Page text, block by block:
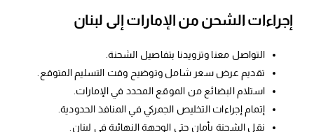
إجراءات الشحن من الإمارات إلى لبنان
التواصل معنا وتزويدنا بتفاصيل الشحنة.
تقديم عرض سعر شامل وتوضيح وقت التسليم المتوقع.
استلام البضائع من الموقع المحدد في الإمارات.
إتمام إجراءات التخليص الجمركي في المنافذ الحدودية.
نقل الشحنة بأمان حتى الوجهة النهائية في لبنان.